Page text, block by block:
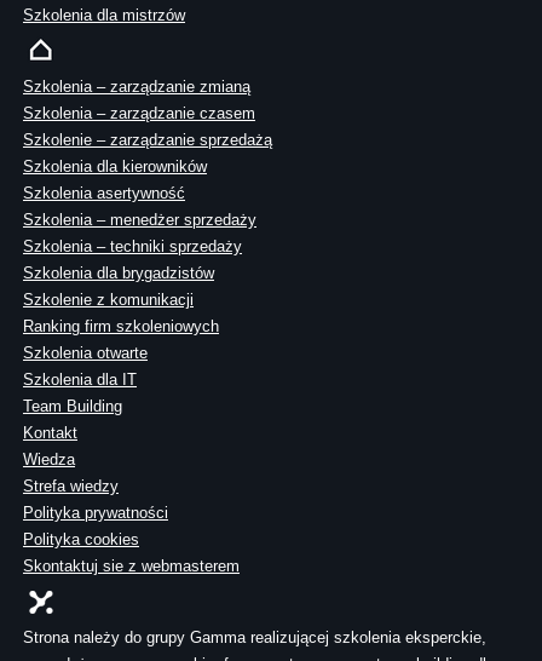
Szkolenia dla mistrzów
Szkolenia – zarządzanie zmianą
Szkolenia – zarządzanie czasem
Szkolenie – zarządzanie sprzedażą
Szkolenia dla kierowników
Szkolenia asertywność
Szkolenia – menedżer sprzedaży
Szkolenia – techniki sprzedaży
Szkolenia dla brygadzistów
Szkolenie z komunikacji
Ranking firm szkoleniowych
Szkolenia otwarte
Szkolenia dla IT
Team Building
Kontakt
Wiedza
Strefa wiedzy
Polityka prywatności
Polityka cookies
Skontaktuj sie z webmasterem
Strona należy do grupy Gamma realizującej szkolenia eksperckie,